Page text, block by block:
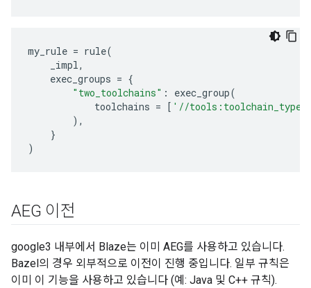
my_rule = rule(
_impl,
exec_groups = {
"two_toolchains" : exec_group(
toolchains = [ '//
),
}
)
AEG 이전
google3 내부에서 Blaze는 이미 AEG를 사용하고 있습니다.
Bazel의 경우 외부적으로 이전이 진행 중입니다. 일부 규칙은
이미 이 기능을 사용하고 있습니다 (예: Java 및 C++ 규칙).